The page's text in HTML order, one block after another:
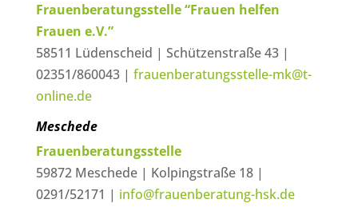
Frauenberatungsstelle “Frauen helfen
Frauen e.V.”
58511 Lüdenscheid | Schützenstraße 43 |
02351/860043 | frauenberatungsstelle-mk@t-
online.de
Meschede
Frauenberatungsstelle
59872 Meschede | Kolpingstraße 18 |
0291/52171 | info@frauenberatung-hsk.de